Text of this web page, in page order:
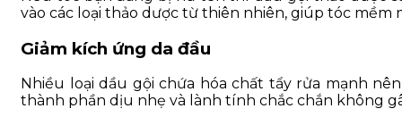
vào các loại thảo dược từ thiên nhiên, giúp tóc mềm
Giảm kích ứng da đầu
Nhiều loại dầu gội chứa hóa chất tẩy rửa mạnh
thành phần dịu nhẹ và lành tính chắc chắn không